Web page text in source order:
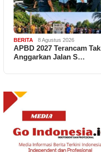
BERITA 8 Agustus 2026
APBD 2027 Terancam Tak
Anggarkan Jalan S…